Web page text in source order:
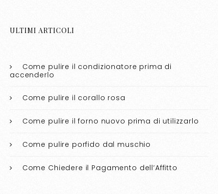
ULTIMI ARTICOLI
Come pulire il condizionatore prima di
accenderlo​​
Come pulire il corallo rosa​​
Come pulire il forno nuovo prima di utilizzarlo​​
Come pulire porfido dal muschio​​
Come Chiedere il Pagamento dell’Affitto